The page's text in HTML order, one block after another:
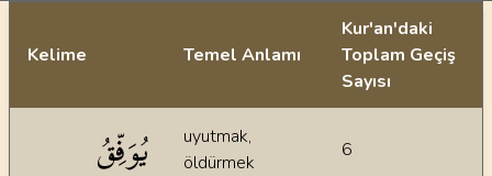
Kelime Temel Anlamı
Kur'an'daki
Toplam Geçiş
Sayısı
يُوَفِّقُ
uyutmak,
öldürmek
6